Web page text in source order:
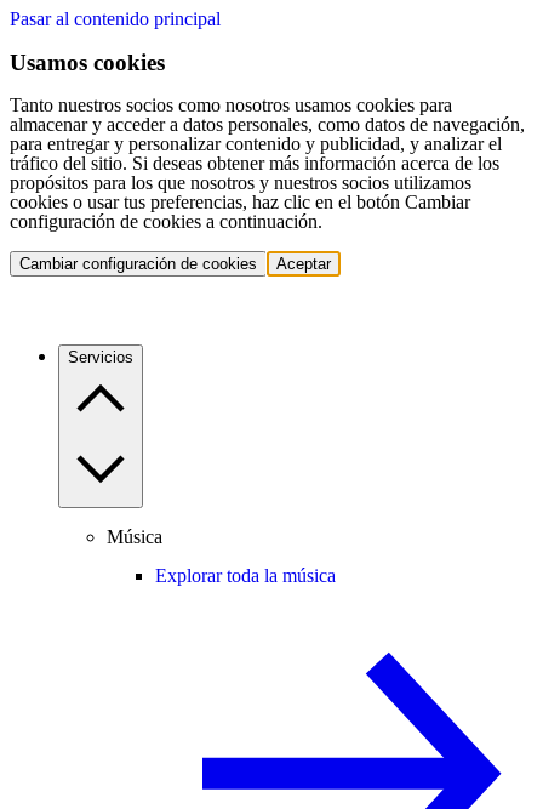
Pasar al contenido principal
Usamos cookies
Tanto nuestros socios como nosotros usamos cookies para
almacenar y acceder a datos personales, como datos de navegación,
para entregar y personalizar contenido y publicidad, y analizar el
tráfico del sitio. Si deseas obtener más información acerca de los
propósitos para los que nosotros y nuestros socios utilizamos
cookies o usar tus preferencias, haz clic en el botón Cambiar
configuración de cookies a continuación.
Cambiar configuración de cookies Aceptar
Servicios
Música
Explorar toda la música